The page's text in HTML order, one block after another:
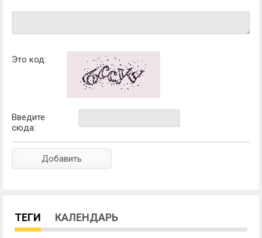
Это код:
Введите
сюда:
ТЕГИ КАЛЕНДАРЬ